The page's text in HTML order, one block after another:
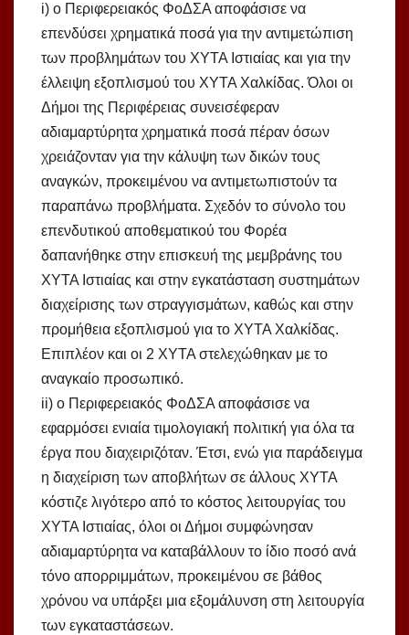
i) ο Περιφερειακός ΦοΔΣΑ αποφάσισε να
επενδύσει χρηματικά ποσά για την αντιμετώπιση
των προβλημάτων του ΧΥΤΑ Ιστιαίας και για την
έλλειψη εξοπλισμού του ΧΥΤΑ Χαλκίδας. Όλοι οι
Δήμοι της Περιφέρειας συνεισέφεραν
αδιαμαρτύρητα χρηματικά ποσά πέραν όσων
χρειάζονταν για την κάλυψη των δικών τους
αναγκών, προκειμένου να αντιμετωπιστούν τα
παραπάνω προβλήματα. Σχεδόν το σύνολο του
επενδυτικού αποθεματικού του Φορέα
δαπανήθηκε στην επισκευή της μεμβράνης του
ΧΥΤΑ Ιστιαίας και στην εγκατάσταση συστημάτων
διαχείρισης των στραγγισμάτων, καθώς και στην
προμήθεια εξοπλισμού για το ΧΥΤΑ Χαλκίδας.
Επιπλέον και οι 2 ΧΥΤΑ στελεχώθηκαν με το
αναγκαίο προσωπικό.
ii) ο Περιφερειακός ΦοΔΣΑ αποφάσισε να
εφαρμόσει ενιαία τιμολογιακή πολιτική για όλα τα
έργα που διαχειριζόταν. Έτσι, ενώ για παράδειγμα
η διαχείριση των αποβλήτων σε άλλους ΧΥΤΑ
κόστιζε λιγότερο από το κόστος λειτουργίας του
ΧΥΤΑ Ιστιαίας, όλοι οι Δήμοι συμφώνησαν
αδιαμαρτύρητα να καταβάλλουν το ίδιο ποσό ανά
τόνο απορριμμάτων, προκειμένου σε βάθος
χρόνου να υπάρξει μια εξομάλυνση στη λειτουργία
των εγκαταστάσεων.